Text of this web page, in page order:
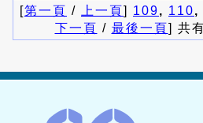
[第一頁 / 上一頁] 109, 110,
下一頁 / 最後一頁] 共